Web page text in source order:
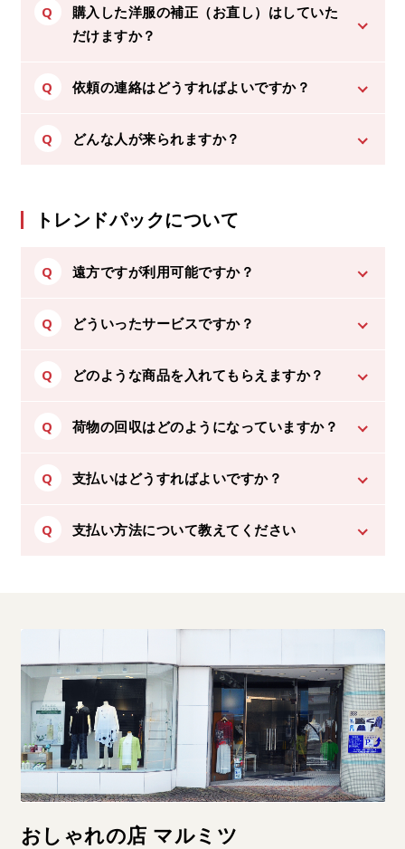
Q
購入した洋服の補正（お直し）はしていた
だけますか？
Q 依頼の連絡はどうすればよいですか？
Q どんな人が来られますか？
トレンドパックについて
Q 遠方ですが利用可能ですか？
Q どういったサービスですか？
Q どのような商品を入れてもらえますか？
Q 荷物の回収はどのようになっていますか？
Q 支払いはどうすればよいですか？
Q 支払い方法について教えてください
おしゃれの店 マルミツ